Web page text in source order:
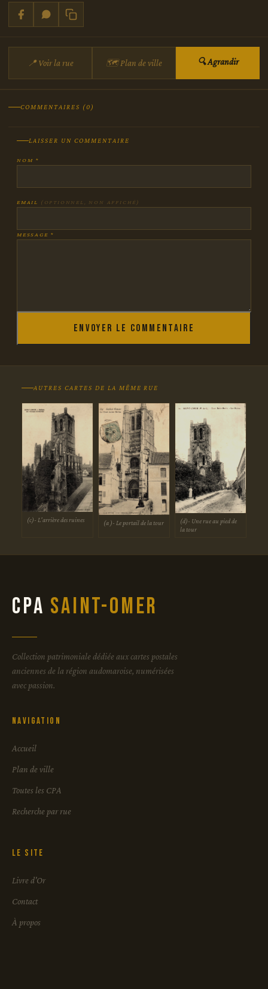
📍 Voir la rue 🗺 Plan de ville 🔍 Agrandir
COMMENTAIRES (0)
LAISSER UN COMMENTAIRE
NOM *
EMAIL (OPTIONNEL, NON AFFICHÉ)
MESSAGE *
Envoyer le commentaire
AUTRES CARTES DE LA MÊME RUE
(c)- L'arrière des ruines (a )- Le portail de la tour
(d)- Une rue au pied de
la tour
CPA Saint-Omer
Collection patrimoniale dédiée aux cartes postales
anciennes de la région audomaroise, numérisées
avec passion.
Navigation
Accueil
Plan de ville
Toutes les CPA
Recherche par rue
Le site
Livre d'Or
Contact
À propos